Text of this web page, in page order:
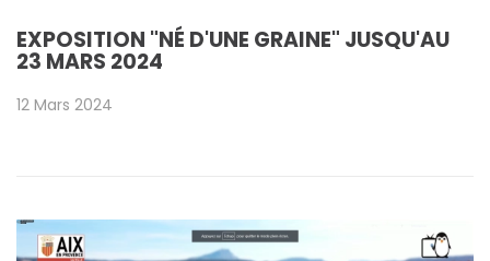
EXPOSITION "NÉ D'UNE GRAINE" JUSQU'AU
23 MARS 2024
12 Mars 2024